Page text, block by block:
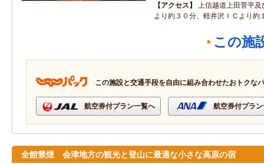
アクセス
上信越道上田菅平
より約３０分、軽井沢ＩＣより約
この施
この施設と交通手段を自由に組み合わせたおトクな
航空券付プラン一覧へ 航空券付プラ
全館禁煙 会津地方の観光と登山に最適な小さな高原の宿